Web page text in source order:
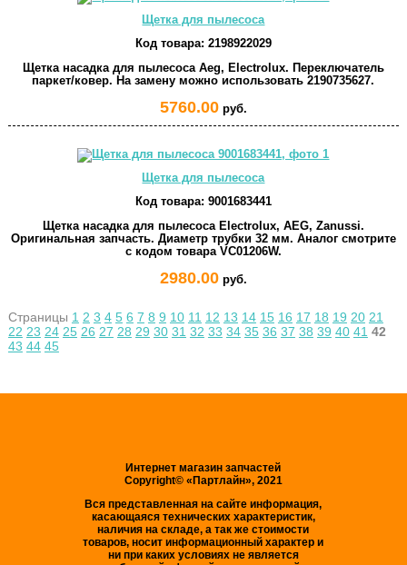
Щетка для пылесоса
Код товара: 2198922029
Щетка насадка для пылесоса Aeg, Electrolux. Переключатель
паркет/ковер. На замену можно использовать 2190735627.
5760.00руб.
Щетка для пылесоса
Код товара: 9001683441
Щетка насадка для пылесоса Electrolux, AEG, Zanussi.
Оригинальная запчасть. Диаметр трубки 32 мм. Аналог смотрите
с кодом товара VC01206W.
2980.00руб.
Страницы 1 2 3 4 5 6 7 8 9 10 11 12 13 14 15 16 17 18 19 20 21
22 23 24 25 26 27 28 29 30 31 32 33 34 35 36 37 38 39 40 41 42
43 44 45
Интернет магазин запчастей
Copyright© «Партлайн», 2021
Вся представленная на сайте информация,
касающаяся технических характеристик,
наличия на складе, а так же стоимости
товаров, носит информационный характер и
ни при каких условиях не является